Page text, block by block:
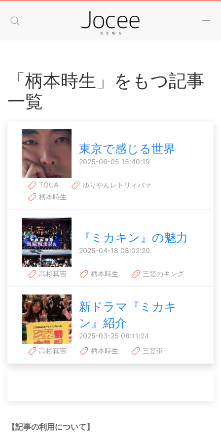
「柄本時生」をもつ記事
一覧
東京で感じる世界
2025-06-05 15:40:19
TOUA
ゆりやんレトリィバァ
柄本時生
『ミカキン』の魅力
2025-04-18 08:02:20
高杉真宙 柄本時生 三笠のキング
新ドラマ『ミカキ
ン』紹介
2025-03-25 08:11:24
高杉真宙
柄本時生 三笠市
【記事の利用について】